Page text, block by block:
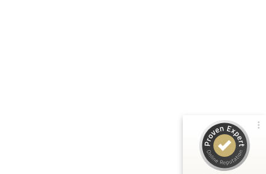
Bewertungen auf
ProvenExpert.com
Blick aufs ProvenExpert-Profil werfen